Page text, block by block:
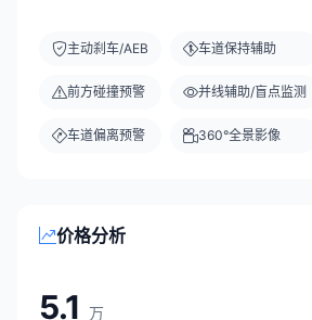
主动刹车/AEB
前方碰撞预警
车道偏离预警
车道保持辅助
并线辅助/盲点监测
360°全景影像
价格分析
5.1 万